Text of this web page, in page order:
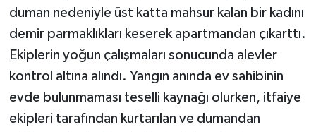
duman nedeniyle üst katta mahsur kalan bir kadını
demir parmaklıkları keserek apartmandan çıkarttı.
Ekiplerin yoğun çalışmaları sonucunda alevler
kontrol altına alındı. Yangın anında ev sahibinin
evde bulunmaması teselli kaynağı olurken, itfaiye
ekipleri tarafından kurtarılan ve dumandan